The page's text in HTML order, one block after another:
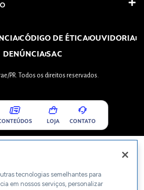
CÓDIGO DE ÉTICAOUVIDORIA
DENÚNCIASAC
PR. Todos os direitos reservados.
LOJA CONTATO
tecnologias semelhantes para
em nossos serviços, personalizar